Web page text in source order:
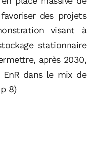
des projets
visant à
stationnaire
après 2030,
EnR dans le mix de
8)